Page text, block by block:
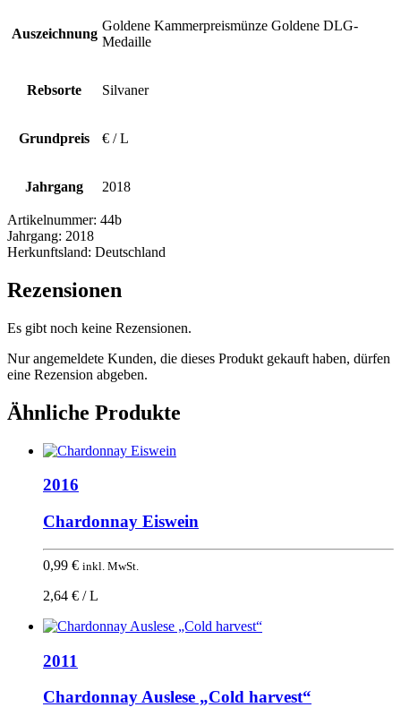
Auszeichnung
Goldene Kammerpreismünze Goldene DLG-
Medaille
Rebsorte Silvaner
Grundpreis € / L
Jahrgang 2018
Artikelnummer: 44b
Jahrgang: 2018
Herkunftsland: Deutschland
Rezensionen
Es gibt noch keine Rezensionen.
Nur angemeldete Kunden, die dieses Produkt gekauft haben, dürfen
eine Rezension abgeben.
Ähnliche Produkte
2016
Chardonnay Eiswein
0,99 € inkl. MwSt.
2,64 € / L
2011
Chardonnay Auslese „Cold harvest“